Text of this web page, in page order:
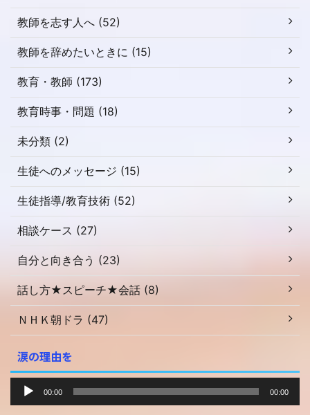
教師を志す人へ (52)
教師を辞めたいときに (15)
教育・教師 (173)
教育時事・問題 (18)
未分類 (2)
生徒へのメッセージ (15)
生徒指導/教育技術 (52)
相談ケース (27)
自分と向き合う (23)
話し方★スピーチ★会話 (8)
ＮＨＫ朝ドラ (47)
涙の理由を
00:00 00:00